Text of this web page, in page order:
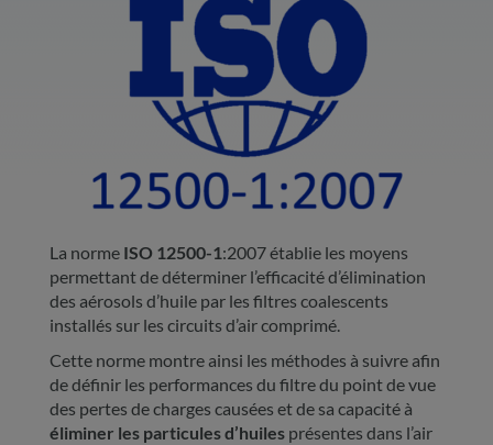
La norme ISO 12500-1:2007 établie les moyens
permettant de déterminer l’efficacité d’élimination
des aérosols d’huile par les filtres coalescents
installés sur les circuits d’air comprimé.
Cette norme montre ainsi les méthodes à suivre afin
de définir les performances du filtre du point de vue
des pertes de charges causées et de sa capacité à
éliminer les particules d’huiles présentes dans l’air